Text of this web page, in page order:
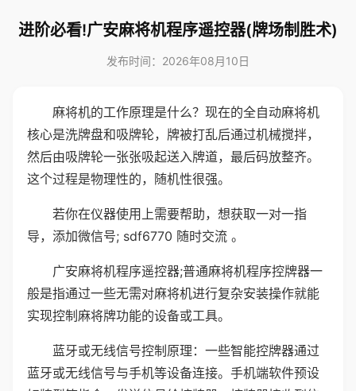
进阶必看!广安麻将机程序遥控器(牌场制胜术)
发布时间：2026年08月10日
麻将机的工作原理是什么？现在的全自动麻将机
核心是洗牌盘和吸牌轮，牌被打乱后通过机械搅拌，
然后由吸牌轮一张张吸起送入牌道，最后码放整齐。
这个过程是物理性的，随机性很强。
若你在仪器使用上需要帮助，想获取一对一指
导，添加微信号; sdf6770 随时交流 。
广安麻将机程序遥控器;普通麻将机程序控牌器一
般是指通过一些无需对麻将机进行复杂安装操作就能
实现控制麻将牌功能的设备或工具。
蓝牙或无线信号控制原理：一些智能控牌器通过
蓝牙或无线信号与手机等设备连接。手机端软件预设